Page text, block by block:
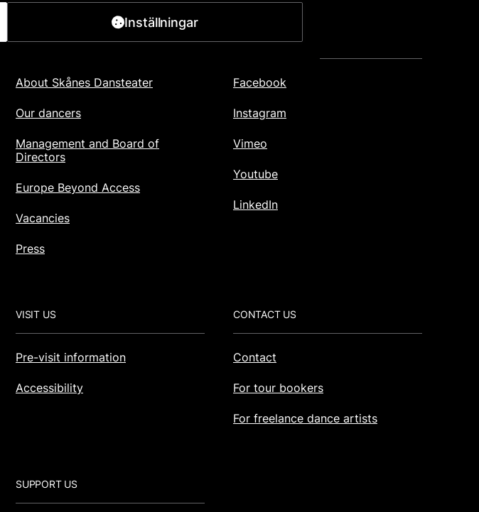
Footer
ABOUT US
About Skånes Dansteater
Our dancers
Management and Board of
Directors
Europe Beyond Access
Vacancies
Press
FOLLOW US
Facebook
Instagram
Vimeo
Youtube
LinkedIn
VISIT US
Pre-visit information
Accessibility
CONTACT US
Contact
For tour bookers
For freelance dance artists
SUPPORT US
Inställningar